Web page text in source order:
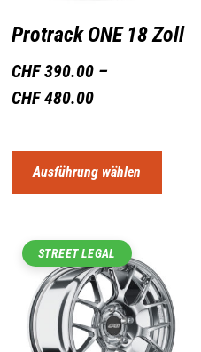
Protrack ONE 18 Zoll
CHF390.00 –
CHF480.00
Ausführung wählen
STREET LEGAL